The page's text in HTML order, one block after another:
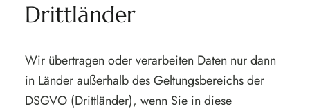
Drittländer
Wir übertragen oder verarbeiten Daten nur dann
in Länder außerhalb des Geltungsbereichs der
DSGVO (Drittländer), wenn Sie in diese